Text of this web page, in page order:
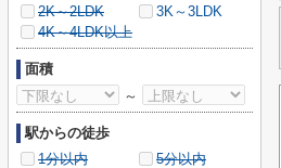
2K～2LDK
3K～3LDK
4K～4LDK以上
面積
～
駅からの徒歩
1分以内
5分以内